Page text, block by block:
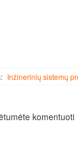
Inžinerinių sistemų
komentuoti